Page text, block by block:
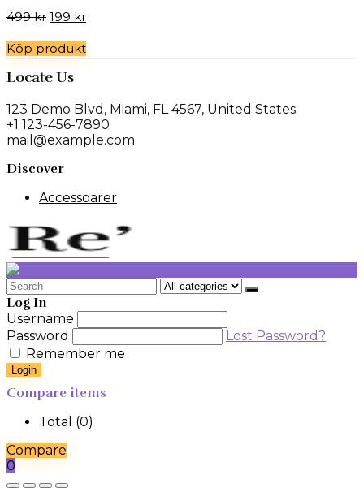
499kr Det
priset
var:
199 krDet
priset
Köp produkt
Locate Us
123 Demo Blvd, Miami, FL 4567, United States
+1 123-456-7890
mail@example.com
Discover
Accessoarer
Search
for:
Log In
Username
Password
Lost Password?
Remember me
Login
Compare items
Total (0)
Compare
0